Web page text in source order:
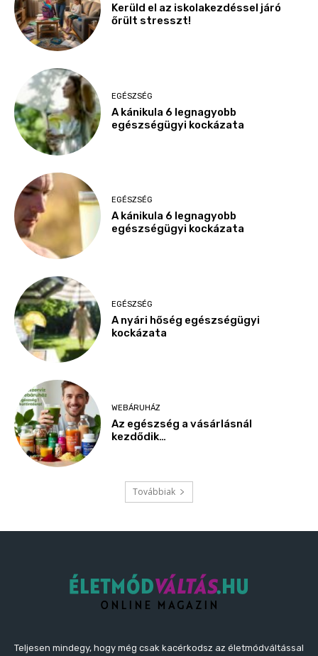
Kerüld el az iskolakezdéssel járó
őrült stresszt!
EGÉSZSÉG
A kánikula 6 legnagyobb
egészségügyi kockázata
EGÉSZSÉG
A kánikula 6 legnagyobb
egészségügyi kockázata
EGÉSZSÉG
A nyári hőség egészségügyi
kockázata
WEBÁRUHÁZ
Az egészség a vásárlásnál
kezdődik…
Továbbiak
Teljesen mindegy, hogy még csak kacérkodsz az életmódváltással